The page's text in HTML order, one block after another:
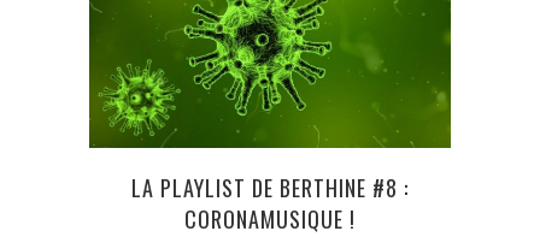
LA PLAYLIST DE BERTHINE #8 :
CORONAMUSIQUE !